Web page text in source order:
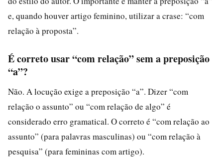
e, quando houver artigo feminino, utilizar a crase: “com
relação à proposta”.
É correto usar “com relação” sem a preposição
“a”?
Não. A locução exige a preposição “a”. Dizer “com
relação o assunto” ou “com relação de algo” é
considerado erro gramatical. O correto é “com relação ao
assunto” (para palavras masculinas) ou “com relação à
pesquisa” (para femininas com artigo).